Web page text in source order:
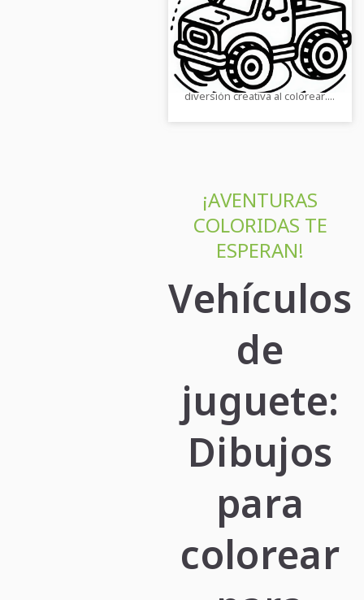
coche de juguete para
descarga gratuita
Descarga la plantilla de
colorear gratuita de un coche
de juguete y descubre la
diversión creativa al colorear....
¡AVENTURAS
COLORIDAS TE
ESPERAN!
Vehículos
de
juguete:
Dibujos
para
colorear